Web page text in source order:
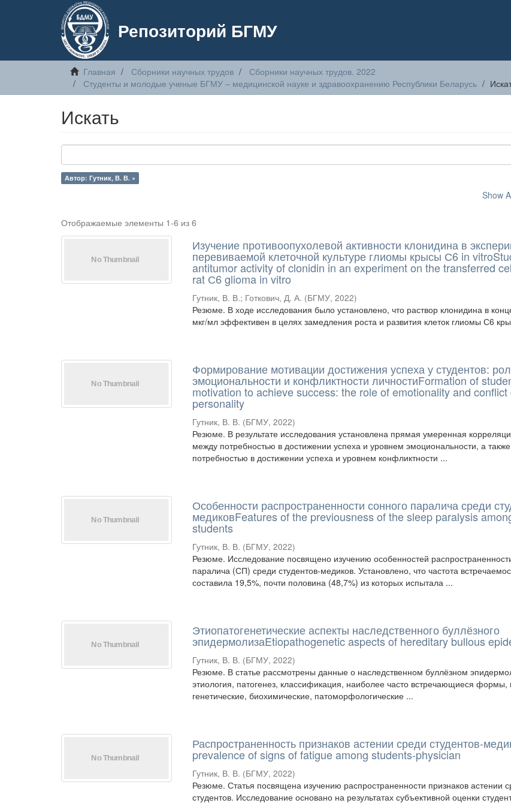
Репозиторий БГМУ
Главная Сборники научных трудов
Сборники научных трудов. 2022
Студенты и молодые ученые БГМУ – медицинской науке и здравоохранению Республики Беларусь
Искать
Автор: Гутник, В. В. ×
Show
Отображаемые элементы 1-6 из 6
Изучение противоопухолевой активности клонидина в
перевиваемой клеточной культуре глиомы крысы С6 in
antitumor activity of clonidin in an experiment on the transferred
rat С6 glioma in vitro
Гутник, В. В.; Готкович, Д. А. (БГМУ,2022)
Резюме. В ходе исследования было установлено, что раствор клонидина в
мкг/мл эффективен в целях замедления роста и развития клеток глиомы С6
Формирование мотивации достижения успеха у студентов:
эмоциональности и конфликтности личностиFormation of
motivation to achieve success: the role of emotionality and conflict
personality
Гутник, В. В. (БГМУ,2022)
Резюме. В результате исследования установлена прямая умеренная
между потребностью в достижении успеха и уровнем эмоциональности, а
потребностью в достижении успеха и уровнем конфликтности ...
Особенности распространенности сонного паралича среди
медиковFeatures of the previousness of the sleep paralysis
students
Гутник, В. В. (БГМУ,2022)
Резюме. Исследование посвящено изучению особенностей
паралича (СП) среди студентов-медиков. Установлено, что частота
составила 19,5%, почти половина (48,7%) из которых испытала ...
Этиопатогенетические аспекты наследственного буллёзного
эпидермолизаEtiopathogenetic aspects of hereditary bullous
Гутник, В. В. (БГМУ,2022)
Резюме. В статье рассмотрены данные о наследственном буллёзном
этиология, патогенез, классификация, наиболее часто встречающиеся формы,
генетические, биохимические, патоморфологические ...
Распространенность признаков астении среди студентов-
prevalence of signs of fatigue among students-physician
Гутник, В. В. (БГМУ,2022)
Резюме. Статья посвящена изучению распространенности признаков астении
студентов. Исследование основано на результатах субъективной оценки